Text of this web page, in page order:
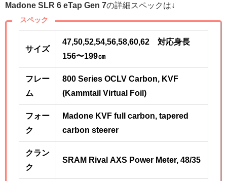
Madone SLR 6 eTap Gen 7の詳細スペックは↓
スペック
サイズ
47,50,52,54,56,58,60,62 対応身長
156〜199㎝
フレー
ム
800 Series OCLV Carbon, KVF
(Kammtail Virtual Foil)
フォー
ク
Madone KVF full carbon, tapered
carbon steerer
クラン
ク
SRAM Rival AXS Power Meter, 48/35